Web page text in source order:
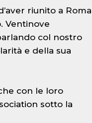
riunito a Roma
Ventinove
col nostro
e della sua
con le loro
sotto la